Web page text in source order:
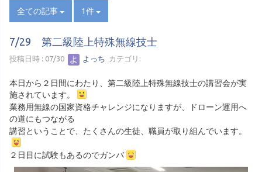
全ての記事 1件
7/29 第二級陸上特殊無線技士
投稿日時 : 07/30 よっち カテゴリ:
本日から２日間にわたり、第二級陸上特殊無線技士の講習会が実
施されています。
業務用無線の国家資格チャレンジになりますが、ドローン運用へ
の道にもつながる
講習ということで、たくさんの生徒、職員が取り組んでいます。
２日目に試験もあるのでガンバ